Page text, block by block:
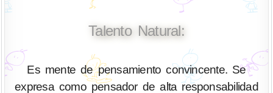
Talento Natural:
Es mente de pensamiento convincente. Se
expresa como pensador de alta responsabilidad